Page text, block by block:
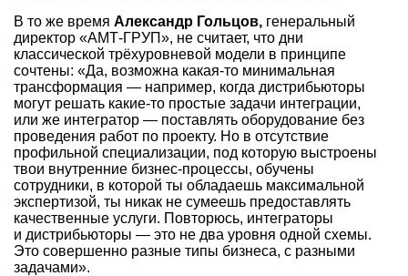
В то же время Александр Гольцов, генеральный
директор «АМТ-ГРУП», не считает, что дни
классической трёхуровневой модели в принципе
сочтены: «Да, возможна какая-то минимальная
трансформация — например, когда дистрибьюторы
могут решать какие-то простые задачи интеграции,
или же интегратор — поставлять оборудование без
проведения работ по проекту. Но в отсутствие
профильной специализации, под которую выстроены
твои внутренние бизнес-процессы, обучены
сотрудники, в которой ты обладаешь максимальной
экспертизой, ты никак не сумеешь предоставлять
качественные услуги. Повторюсь, интеграторы
и дистрибьюторы — это не два уровня одной схемы.
Это совершенно разные типы бизнеса, с разными
задачами».